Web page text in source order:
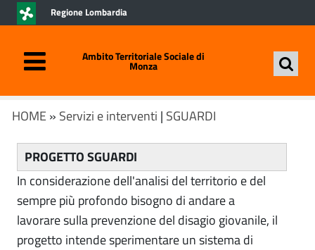
Regione Lombardia
Ambito Territoriale Sociale di
Monza
HOME » Servizi e interventi | SGUARDI
PROGETTO SGUARDI
In considerazione dell'analisi del territorio e del
sempre più profondo bisogno di andare a
lavorare sulla prevenzione del disagio giovanile, il
progetto intende sperimentare un sistema di